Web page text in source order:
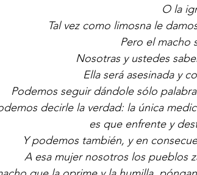
O la
Tal vez como limosna le
Pero el macho
Nosotras y ustedes
Ella será asesinada y
Podemos seguir dándole sólo
decirle la verdad: la única
es que enfrente y
Y podemos también, y en
A esa mujer nosotros los pueblos